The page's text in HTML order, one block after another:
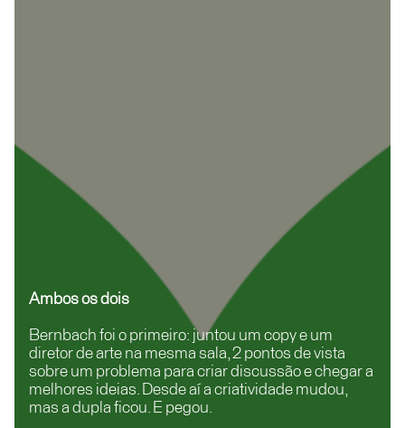
Ambos os dois
Bernbach foi o primeiro: juntou um copy e um
diretor de arte na mesma sala, 2 pontos de vista
sobre um problema para criar discussão e chegar a
melhores ideias. Desde aí a criatividade mudou,
mas a dupla ficou. E pegou.